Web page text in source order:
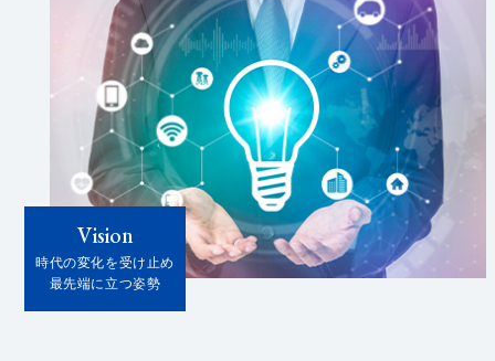
Vision
時代の変化を受け止め
最先端に立つ姿勢